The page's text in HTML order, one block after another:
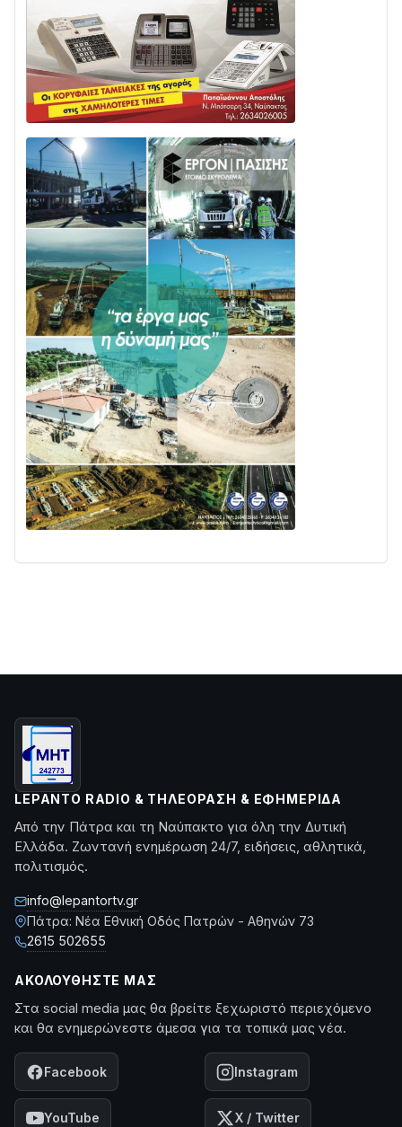
LEPANTO RADIO & ΤΗΛΕΌΡΑΣΗ & ΕΦΗΜΕΡΊΔΑ
Από την Πάτρα και τη Ναύπακτο για όλη την Δυτική
Ελλάδα. Ζωντανή ενημέρωση 24/7, ειδήσεις, αθλητικά,
πολιτισμός.
info@lepantortv.gr
Πάτρα: Νέα Εθνική Οδός Πατρών - Αθηνών 73
2615 502655
ΑΚΟΛΟΥΘΉΣΤΕ ΜΑΣ
Στα social media μας θα βρείτε ξεχωριστό περιεχόμενο
και θα ενημερώνεστε άμεσα για τα τοπικά μας νέα.
Facebook Instagram
YouTube X / Twitter